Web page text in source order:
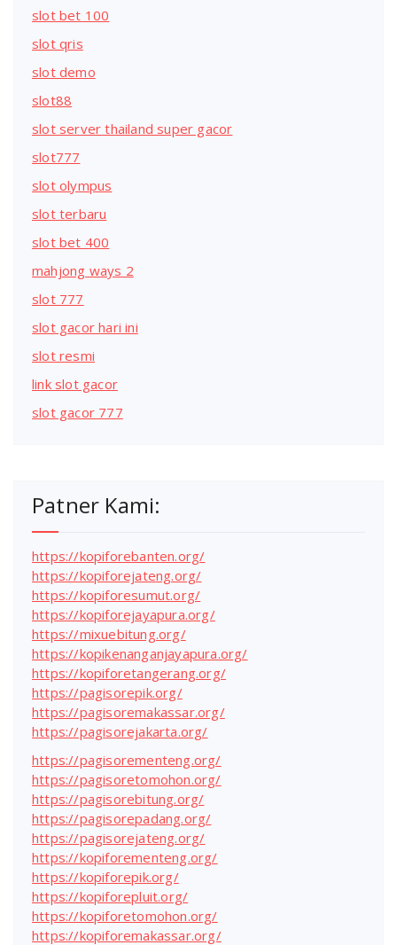
slot bet 100
slot qris
slot demo
slot88
slot server thailand super gacor
slot777
slot olympus
slot terbaru
slot bet 400
mahjong ways 2
slot 777
slot gacor hari ini
slot resmi
link slot gacor
slot gacor 777
Patner Kami:
https://kopiforebanten.org/
https://kopiforejateng.org/
https://kopiforesumut.org/
https://kopiforejayapura.org/
https://mixuebitung.org/
https://kopikenanganjayapura.org/
https://kopiforetangerang.org/
https://pagisorepik.org/
https://pagisoremakassar.org/
https://pagisorejakarta.org/
https://pagisorementeng.org/
https://pagisoretomohon.org/
https://pagisorebitung.org/
https://pagisorepadang.org/
https://pagisorejateng.org/
https://kopiforementeng.org/
https://kopiforepik.org/
https://kopiforepluit.org/
https://kopiforetomohon.org/
https://kopiforemakassar.org/